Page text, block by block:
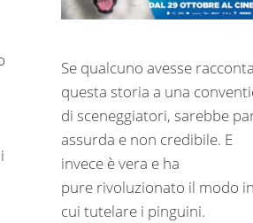
Se qualcuno avesse
questa storia a una
di sceneggiatori, sarebbe
assurda e non credibile. E
invece è vera e ha
pure rivoluzionato il modo
cui tutelare i pinguini.